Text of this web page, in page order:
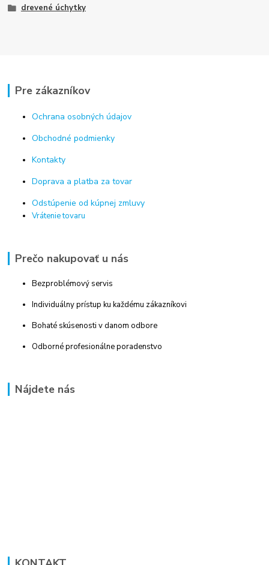
drevené úchytky
Pre zákazníkov
Ochrana osobných údajov
Obchodné podmienky
Kontakty
Doprava a platba za tovar
Odstúpenie od kúpnej zmluvy
Vrátenie tovaru
Prečo nakupovať u nás
Bezproblémový servis
Individuálny prístup ku každému zákazníkovi
Bohaté skúsenosti v danom odbore
Odborné profesionálne poradenstvo
Nájdete nás